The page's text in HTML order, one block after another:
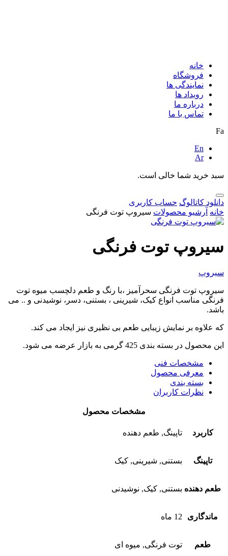
خانه
فروشگاه
نمایندگی ها
رویداد ها
درباره ما
تماس با ما
Fa
En
Ar
سبد خرید شما خالی است.
دانلود کاتالوگ حساب کاربری
خانه آرشیو محصولات سیروپ توت فرنگی
سیروپ توت فرنگی
سیروپ
سیروپ توت فرنگی سحرآمیز ،با رنگ و طعم دلچسب میوه توت
فرنگی مناسب انواع کیک، شیرینی ، بستنی، دسر، نوشیدنی و .. می
باشد.
که علاوه بر نمایش زیبایی طعم بی نظیری نیز ایجاد می کند.
این محصول در بسته بندی 425 گرمی به بازار عرضه می شود.
مشخصات فنی
معرفی محصول
بسته بندی
نظرات کاربران
مشخصات محصول
کاربرد تاپینگ, طعم دهنده
تاپینگ بستنی, شیرینی, کیک
طعم دهنده بستنی, کیک, نوشیدنی
ماندگاری 12 ماه
طعم توت فرنگی, میوه ای